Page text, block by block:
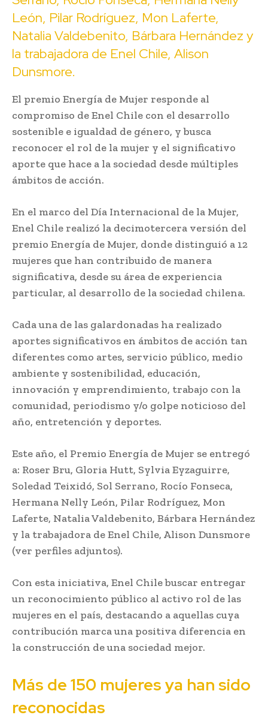
León, Pilar Rodríguez, Mon Laferte,
Natalia Valdebenito, Bárbara Hernández y
la trabajadora de Enel Chile, Alison
Dunsmore.
El premio Energía de Mujer responde al
compromiso de Enel Chile con el desarrollo
sostenible e igualdad de género, y busca
reconocer el rol de la mujer y el significativo
aporte que hace a la sociedad desde múltiples
ámbitos de acción.
En el marco del Día Internacional de la Mujer,
Enel Chile realizó la decimotercera versión del
premio Energía de Mujer, donde distinguió a 12
mujeres que han contribuido de manera
significativa, desde su área de experiencia
particular, al desarrollo de la sociedad chilena.
Cada una de las galardonadas ha realizado
aportes significativos en ámbitos de acción tan
diferentes como artes, servicio público, medio
ambiente y sostenibilidad, educación,
innovación y emprendimiento, trabajo con la
comunidad, periodismo y/o golpe noticioso del
año, entretención y deportes.
Este año, el Premio Energía de Mujer se entregó
a: Roser Bru, Gloria Hutt, Sylvia Eyzaguirre,
Soledad Teixidó, Sol Serrano, Rocío Fonseca,
Hermana Nelly León, Pilar Rodríguez, Mon
Laferte, Natalia Valdebenito, Bárbara Hernández
y la trabajadora de Enel Chile, Alison Dunsmore
(ver perfiles adjuntos).
Con esta iniciativa, Enel Chile buscar entregar
un reconocimiento público al activo rol de las
mujeres en el país, destacando a aquellas cuya
contribución marca una positiva diferencia en
la construcción de una sociedad mejor.
Más de 150 mujeres ya han sido
reconocidas